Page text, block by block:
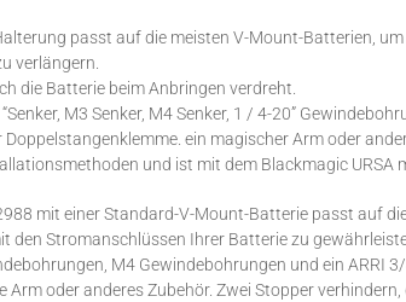
passt auf die meisten V-Mount-Batterien,
verlängern.
die Batterie beim Anbringen verdreht.
M3 Senker, M4 Senker, 1 / 4-20”
ein magischer Arm oder
und ist mit dem Blackmagic URSA
mit einer Standard-V-Mount-Batterie passt auf
den Stromanschlüssen Ihrer Batterie zu
M4 Gewindebohrungen und ein ARRI
Arm oder anderes Zubehör. Zwei Stopper